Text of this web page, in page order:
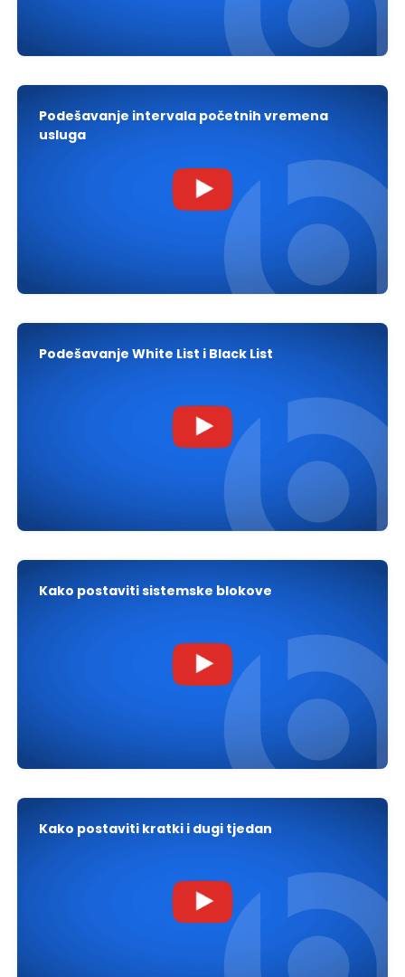
Podešavanje intervala početnih vremena
usluga
Podešavanje White List i Black List
Kako postaviti sistemske blokove
Kako postaviti kratki i dugi tjedan